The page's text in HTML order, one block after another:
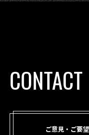
CONTACT
ご意見・ご要